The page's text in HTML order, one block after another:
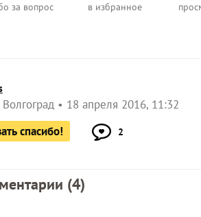
за вопрос в избранное
Волгоград
18 апреля 2016, 11:32
спасибо!
2
(4)